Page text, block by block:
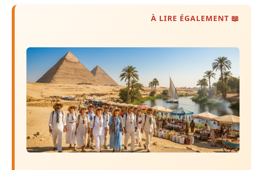
📖 À LIRE ÉGALEMENT